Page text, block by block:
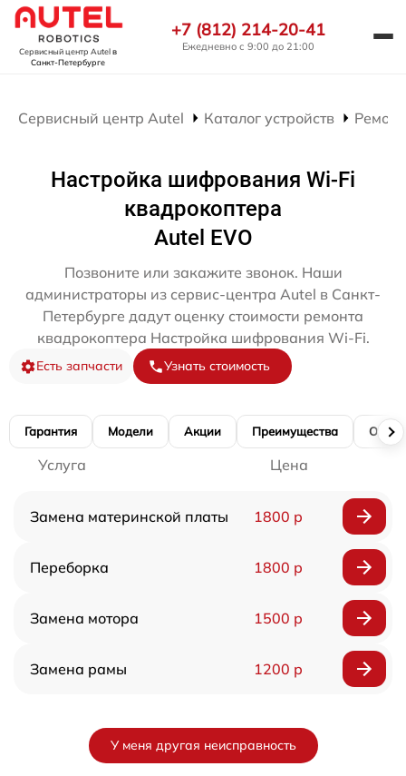
Сервисный центр Autelв
Санкт-Петербурге
+7 (812) 214-20-41
Ежедневно с 9:00 до 21:00
Сервисный центр Autel Каталог устройств
Настройка шифрования Wi-Fi
квадрокоптера
Autel EVO
Позвоните или закажите звонок. Наши
администраторы из сервис-центра Autel в Санкт-
Петербурге дадут оценку стоимости ремонта
квадрокоптера Настройка шифрования Wi-Fi.
Есть запчасти Узнать стоимость
Гарантия Модели Акции Преимущества
Услуга Цена
Замена материнской платы 1800 р
Переборка 1800 р
Замена мотора 1500 р
Замена рамы 1200 р
У меня другая неисправность